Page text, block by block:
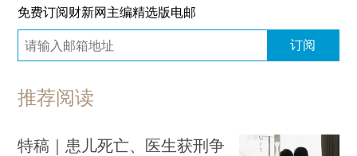
免费订阅财新网主编精选版电邮
订阅
推荐阅读
特稿｜患儿死亡、医生获刑争